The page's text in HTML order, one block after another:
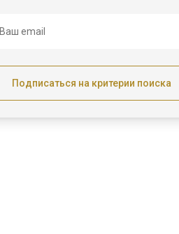
Ваш email
Подписаться на критерии поиска